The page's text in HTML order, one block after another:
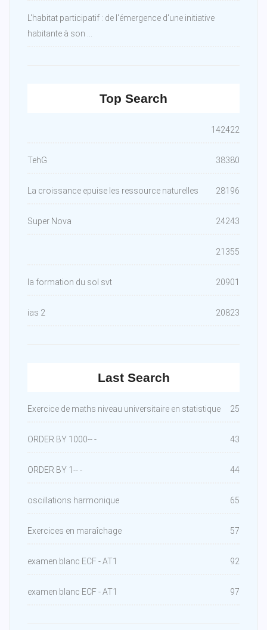
L'habitat participatif : de l'émergence d'une initiative
habitante à son ...
Top Search
142422
TehG 38380
La croissance epuise les ressource naturelles 28196
Super Nova 24243
21355
la formation du sol svt 20901
ias 2 20823
Last Search
Exercice de maths niveau universitaire en statistique 25
ORDER BY 1000-- - 43
ORDER BY 1-- - 44
oscillations harmonique 65
Exercices en maraîchage 57
examen blanc ECF - AT1 92
examen blanc ECF - AT1 97